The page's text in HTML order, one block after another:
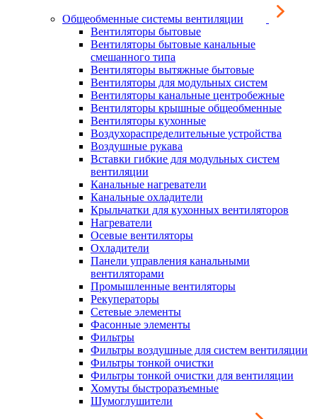
Общеобменные системы вентиляции
Вентиляторы бытовые
Вентиляторы бытовые канальные
смешанного типа
Вентиляторы вытяжные бытовые
Вентиляторы для модульных систем
Вентиляторы канальные центробежные
Вентиляторы крышные общеобменные
Вентиляторы кухонные
Воздухораспределительные устройства
Воздушные рукава
Вставки гибкие для модульных систем
вентиляции
Канальные нагреватели
Канальные охладители
Крыльчатки для кухонных вентиляторов
Нагреватели
Осевые вентиляторы
Охладители
Панели управления канальными
вентиляторами
Промышленные вентиляторы
Рекуператоры
Сетевые элементы
Фасонные элементы
Фильтры
Фильтры воздушные для систем вентиляции
Фильтры тонкой очистки
Фильтры тонкой очистки для вентиляции
Хомуты быстроразъемные
Шумоглушители